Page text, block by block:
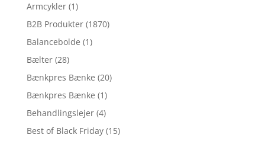
Armcykler (1)
B2B Produkter (1870)
Balancebolde (1)
Bælter (28)
Bænkpres Bænke (20)
Bænkpres Bænke (1)
Behandlingslejer (4)
Best of Black Friday (15)